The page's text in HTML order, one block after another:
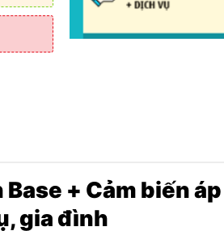
+ Cảm biến
gia đình